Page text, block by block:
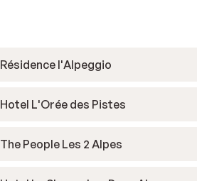
Résidence l'Alpeggio
Hotel L'Orée des Pistes
The People Les 2 Alpes